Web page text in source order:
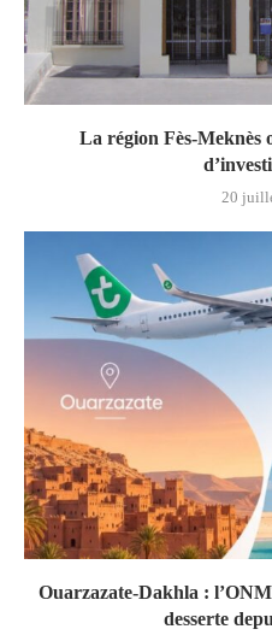
La région Fès-Meknès
20
Ouarzazate-Dakhla :
desserte